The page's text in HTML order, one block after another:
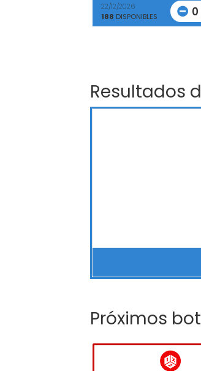
22/12/2026
188 DISPONIBLES 0
Resultados
Próximos